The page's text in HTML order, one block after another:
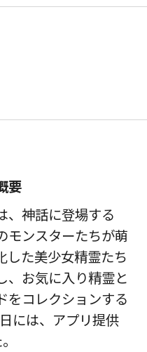
要
、神話に登場する
モンスターたちが萌
した美少女精霊たち
、お気に入り精霊と
をコレクションする
には、アプリ提供